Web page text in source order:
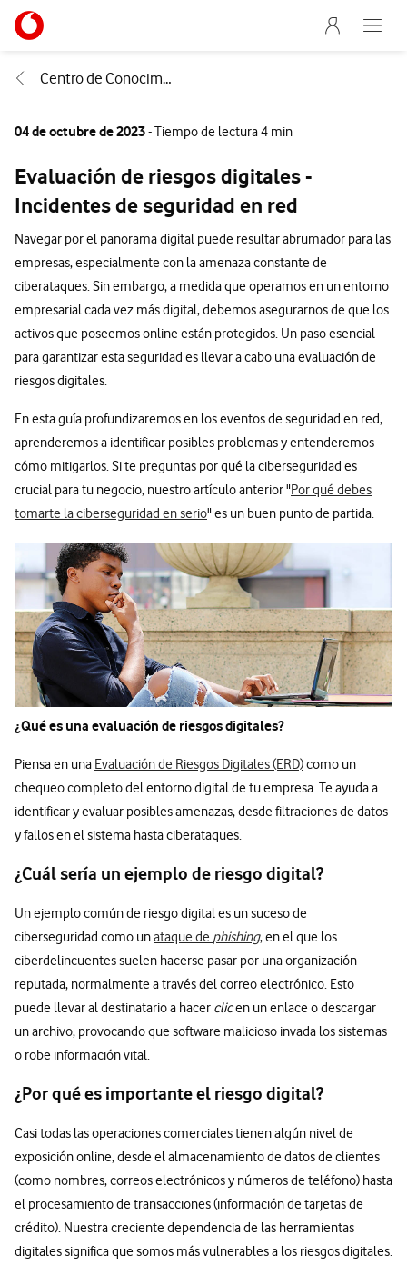
Ir a la pagina principal de vodafone.es
Menu
Abre
Centro de Conocimiento
04 de octubre de 2023- Tiempo de lectura 4 min
Evaluación de riesgos digitales -
Incidentes de seguridad en red
Navegar por el panorama digital puede resultar abrumador para las
empresas, especialmente con la amenaza constante de
ciberataques. Sin embargo, a medida que operamos en un entorno
empresarial cada vez más digital, debemos asegurarnos de que los
activos que poseemos online están protegidos. Un paso esencial
para garantizar esta seguridad es llevar a cabo una evaluación de
riesgos digitales.
En esta guía profundizaremos en los eventos de seguridad en red,
aprenderemos a identificar posibles problemas y entenderemos
cómo mitigarlos. Si te preguntas por qué la ciberseguridad es
crucial para tu negocio, nuestro artículo anterior "Por qué debes
tomarte la ciberseguridad en serio" es un buen punto de partida.
¿Qué es una evaluación de riesgos digitales?
Piensa en una Evaluación de Riesgos Digitales (ERD)como un
chequeo completo del entorno digital de tu empresa. Te ayuda a
identificar y evaluar posibles amenazas, desde filtraciones de datos
y fallos en el sistema hasta ciberataques.
¿Cuál sería un ejemplo de riesgo digital?
Un ejemplo común de riesgo digital es un suceso de
ciberseguridad como unataque de phishing, en el que los
ciberdelincuentes suelen hacerse pasar por una organización
reputada, normalmente a través del correo electrónico. Esto
puede llevar al destinatario a hacer clicen un enlace o descargar
un archivo, provocando que software malicioso invada los sistemas
o robe información vital.
¿Por qué es importante el riesgo digital?
Casi todas las operaciones comerciales tienen algún nivel de
exposición online, desde el almacenamiento de datos de clientes
(como nombres, correos electrónicos y números de teléfono) hasta
el procesamiento de transacciones (información de tarjetas de
crédito). Nuestra creciente dependencia de las herramientas
digitales significa que somos más vulnerables a los riesgos digitales.